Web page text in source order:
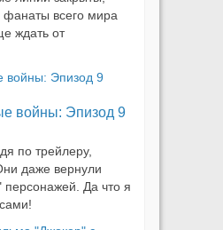
фанаты всего мира
ждать от
войны: Эпизод 9
по трейлеру,
даже вернули
Да что я